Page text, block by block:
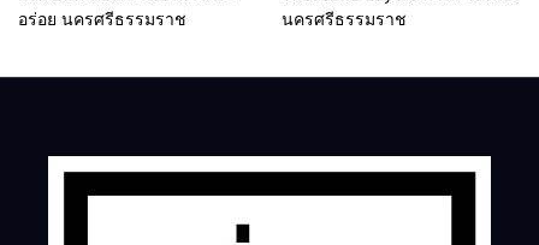
อร่อย นครศรีธรรมราช
นครศรีธรรมราช